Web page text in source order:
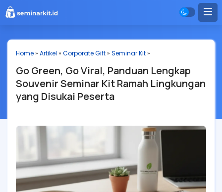
Home» Artikel » Corporate Gift» Seminar Kit»
Go Green, Go Viral, Panduan Lengkap
Souvenir Seminar Kit Ramah Lingkungan
yang Disukai Peserta